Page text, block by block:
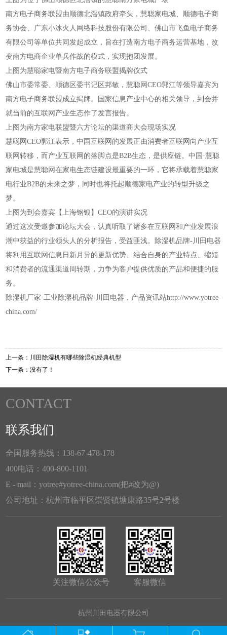
南方电子商务联盟由顺德北滘镇政府牵头，慧聪家电城、顺德电子商
务协会、广东小冰火人网络科技股份有限公司、佛山市飞鱼电子商务
有限公司等单位共同发起成立，旨在打造南方电子商务运营基地，改
变南方电商企业单兵作战的模式，实现抱团发展。
上图为慧聪家电暨南方电子商务联盟揭牌仪式
佛山市委常委、顺德区委书记区邦敏，慧聪网CEO郭江等领导嘉宾为
南方电子商务联盟成立揭牌。国家信息产业中心的相关领导，到会并
就当前的互联网产业生态作了发言报告。
上图为南方家电联盟暨六方论坛的渠道商大会现场实况
慧聪网CEO郭江表示，中国互联网的发展正由消费者互联网向产业互
联网转移，而产业互联网的落脚点是B2B生态，是供应链。中国·慧聪
家电城是慧聪网在家电生态链建设最重要的一环，它将承载着慧聪家
电行业B2B的未来之梦，同时也将托起顺德家电产业的转型升级之
梦。
上图为到会嘉宾【上海钢银】CEO的演讲实况
通过这次受邀参加论坛大会，认真听取了诸多在互联网和产业发展浪
潮中获益的行业领头人的分析报告，受益匪浅。除湿机品牌-川田电器
将利用互联网信息日新月异的更新优势、结合自身的产业特点、缩短
和消费者的流通渠道周转期，力争为客户提供优质的产品和便捷的服
务。
除湿机厂家-工业除湿机品牌-川田电器，产品资讯站http://www.yotree-
china.com/
上一条： 川田除湿机有哪些除湿机经典机型
下一条：没有了！
CONTACT
联系我们
全国服务热线：138-67-478-178
400电话：400-800-1101
E - mail：yotree#yotree-china.com(把#改为@)
公司地址：杭州市临平区崇贤镇塘康路35号2号楼
关注微信公众号 客服微信
杭州川田电器有限公司